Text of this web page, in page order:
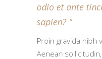
odio et ante
sapien?
Proin gravida nibh
Aenean